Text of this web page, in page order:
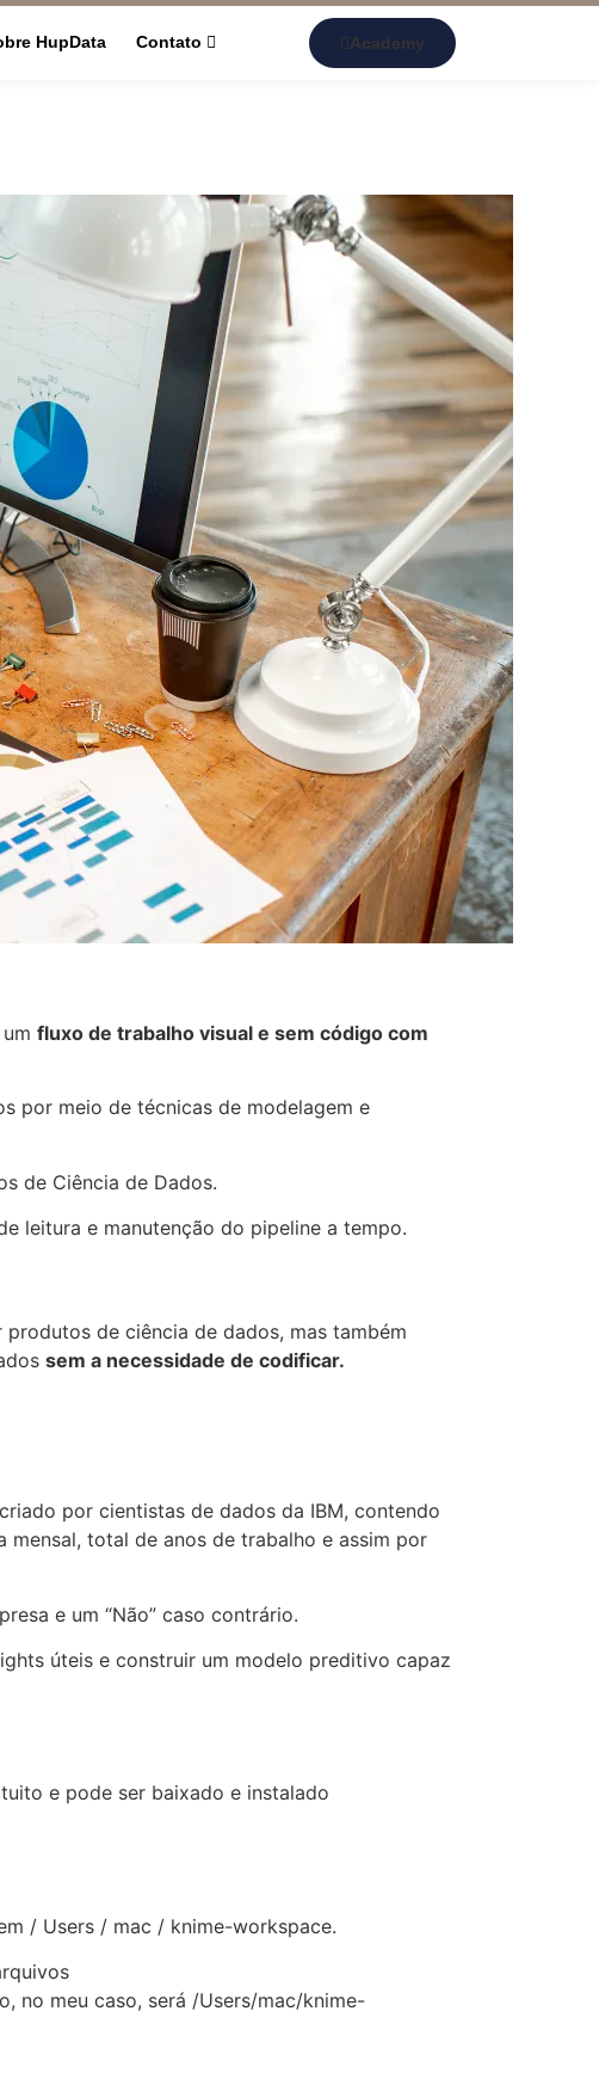
HupData Contato Academy
fluxo de trabalho visual e sem código com
por meio de técnicas de modelagem e
de Ciência de Dados.
leitura e manutenção do pipeline a tempo.
de ciência de dados, mas também
sem a necessidade de codificar.
por cientistas de dados da IBM, contendo
total de anos de trabalho e assim por
e um “Não” caso contrário.
úteis e construir um modelo preditivo capaz
e pode ser baixado e instalado
/ Users / mac / knime-workspace.
no meu caso, será /Users/mac/knime-